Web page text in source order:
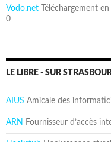
Vodo.net Téléchargement
0
LE LIBRE - SUR
AIUS Amicale des
ARN Fournisseur d’accès